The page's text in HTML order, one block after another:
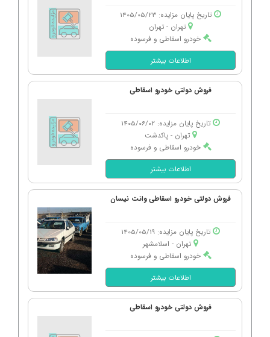
تاریخ پایان مزایده: 1405/05/23
تهران - تهران
خودرو اسقاطی و فرسوده
اطلاعات بیشتر
فروش دولتی خودرو اسقاطی
تاریخ پایان مزایده: 1405/06/02
تهران - پاكدشت
خودرو اسقاطی و فرسوده
اطلاعات بیشتر
فروش دولتی خودرو اسقاطی وانت نیسان
تاریخ پایان مزایده: 1405/05/19
تهران - اسلامشهر
خودرو اسقاطی و فرسوده
اطلاعات بیشتر
فروش دولتی خودرو اسقاطی